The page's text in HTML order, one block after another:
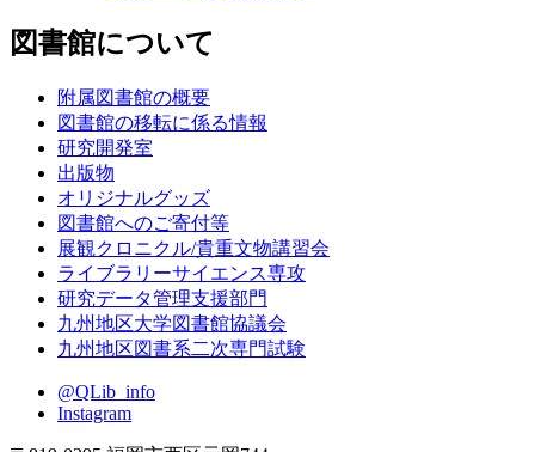
図書館について
附属図書館の概要
図書館の移転に係る情報
研究開発室
出版物
オリジナルグッズ
図書館へのご寄付等
展観クロニクル/貴重文物講習会
ライブラリーサイエンス専攻
研究データ管理支援部門
九州地区大学図書館協議会
九州地区図書系二次専門試験
@QLib_info
Instagram